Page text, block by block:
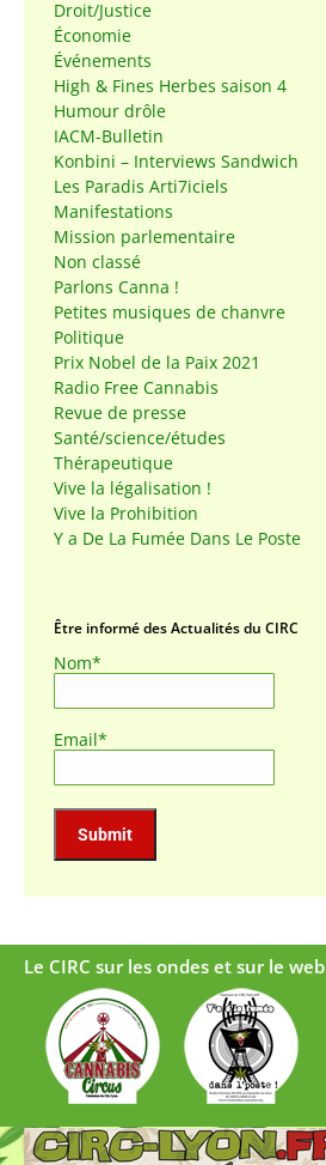
Droit/Justice
Économie
Événements
High & Fines Herbes saison 4
Humour drôle
IACM-Bulletin
Konbini – Interviews Sandwich
Les Paradis Arti7iciels
Manifestations
Mission parlementaire
Non classé
Parlons Canna !
Petites musiques de chanvre
Politique
Prix Nobel de la Paix 2021
Radio Free Cannabis
Revue de presse
Santé/science/études
Thérapeutique
Vive la légalisation !
Vive la Prohibition
Y a De La Fumée Dans Le Poste
Être informé des Actualités du CIRC
Nom*
Email*
Le CIRC sur les ondes et sur le web